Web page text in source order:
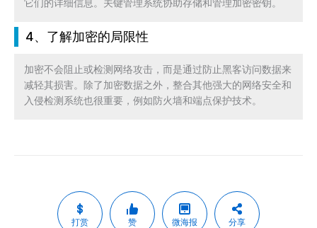
它们的详细信息。关键管理系统协助存储和管理加密密钥。
4、了解加密的局限性
加密不会阻止或检测网络攻击，而是通过防止黑客访问数据来
减轻其损害。除了加密数据之外，整合其他强大的网络安全和
入侵检测系统也很重要，例如防火墙和端点保护技术。
打赏 赞 微海报 分享